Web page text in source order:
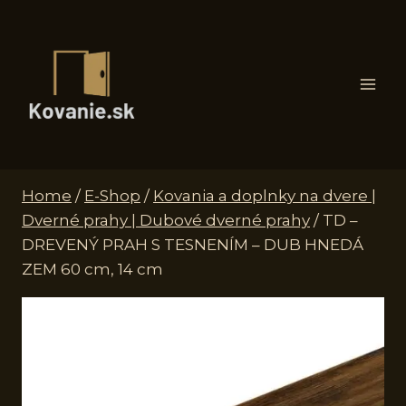
Home / E-Shop / Kovania a doplnky na dvere |
Dverné prahy | Dubové dverné prahy / TD –
DREVENÝ PRAH S TESNENÍM – DUB HNEDÁ
ZEM 60 cm, 14 cm